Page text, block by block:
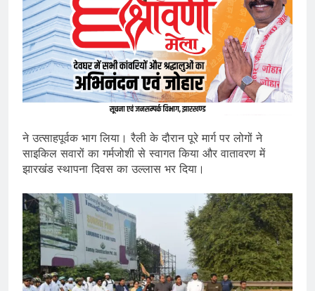
ने उत्साहपूर्वक भाग लिया। रैली के दौरान पूरे मार्ग पर लोगों ने
साइकिल सवारों का गर्मजोशी से स्वागत किया और वातावरण में
झारखंड स्थापना दिवस का उल्लास भर दिया।